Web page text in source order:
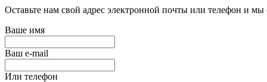
Оставьте нам свой адрес электронной почты или телефон и
Ваше имя
Ваш e-mail
Или телефон